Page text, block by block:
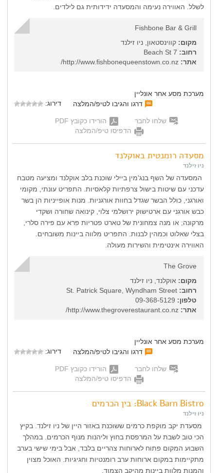
לשלל. האווירה נעימה והמסעדה ידידותית גם לילדים.
Fishbone Bar & Grill
מקום: קווינסטאון, ניו זילנד
רחוב:
אתר:
מערכת מסע אחר אונליין
דרגו והגיבו לטיפ/המלצה
דירוג:
שלחו לחבר
הורידו כקובץ PDF
הדפיסו טיפ/המלצה
מסעדה רומנטית באוקלנד
ניו זילנד
המסעדה של השף בנג'מין ביילי שוכנת בלב אוקלנד ומציעה מטבח
עדכני עם שיטות בישול צרפתיות קלאסיות. התפריט עונתי, מקומי
ואורגני, כולל הבשר שגדל בחוות אורגניות. מנות אופייניות הן בשר
כבש אורגני עם ארטישוק ירושלמי צלוי, קינואה שחורה ושקדי
מרקונה; או מנה צמחונית של טארט פטריות פרא עם פירה סלרי,
בצלי שאלוט וכמהין לבנות. התפריט מלווה ביינות משובחים.
האווירה אינטימית והשירות מעולה.
The Grove
מקום: אוקלנד, ניו זילנד
רחוב:
טלפון:
אתר:
מערכת מסע אחר אונליין
דרגו והגיבו לטיפ/המלצה
דירוג:
שלחו לחבר
הורידו כקובץ PDF
הדפיסו טיפ/המלצה
Black Barn Bistro: בין הכרמים
ניו זילנד
מסעדת יקב מוקפת כרמים ששוכנת באזור היין של ניו זילנד. בקיץ
הכי טוב לשבת על המרפסת בחוץ וליהנות מנוף הכרמים. במהלך
השבוע המקום פתוח לארוחות צהריים בלבד, אבל בימי שישי בערב
מתקיימות במקום ארוחות ערב רומנטיות וחגיגיות. האוכל מצוין
והמנות מלוות ביינות מהיקב הצמוד.